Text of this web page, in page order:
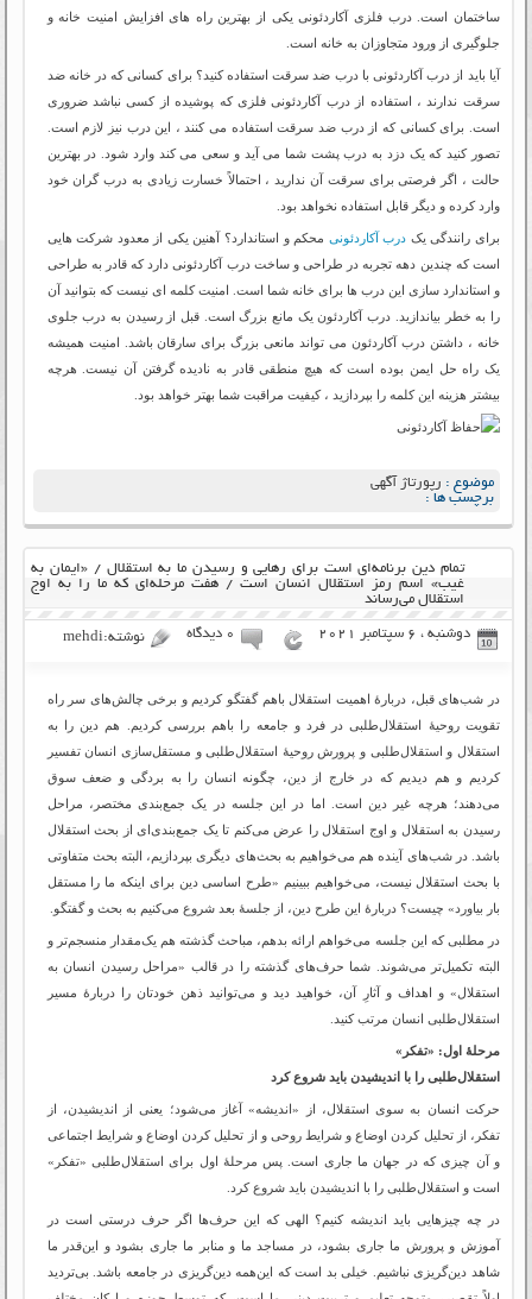
ساختمان است. درب فلزی آکاردئونی یکی از بهترین راه های افزایش امنیت خانه و
جلوگیری از ورود متجاوزان به خانه است.
آیا باید از درب آکاردئونی با درب ضد سرقت استفاده کنید؟ برای کسانی که در خانه ضد
سرقت ندارند ، استفاده از درب آکاردئونی فلزی که پوشیده از کسی نباشد ضروری
است. برای کسانی که از درب ضد سرقت استفاده می کنند ، این درب نیز لازم است.
تصور کنید که یک دزد به درب پشت شما می آید و سعی می کند وارد شود. در بهترین
حالت ، اگر فرصتی برای سرقت آن ندارید ، احتمالاً خسارت زیادی به درب گران خود
وارد کرده و دیگر قابل استفاده نخواهد بود.
برای رانندگی یک درب آکاردئونی محکم و استاندارد؟ آهنین یکی از معدود شرکت هایی
است که چندین دهه تجربه در طراحی و ساخت درب آکاردئونی دارد که قادر به طراحی
و استاندارد سازی این درب ها برای خانه شما است. امنیت کلمه ای نیست که بتوانید آن
را به خطر بیاندازید. درب آکاردئون یک مانع بزرگ است. قبل از رسیدن به درب جلوی
خانه ، داشتن درب آکاردئون می تواند مانعی بزرگ برای سارقان باشد. امنیت همیشه
یک راه حل ایمن بوده است که هیچ منطقی قادر به نادیده گرفتن آن نیست. هرچه
بیشتر هزینه این کلمه را بپردازید ، کیفیت مراقبت شما بهتر خواهد بود.
موضوع : رپورتاژ آگهی
برچسب ها :
تمام دین برنامه‌ای است برای رهایی و رسیدن ما به استقلال / «ایمان به
غیب» اسم رمز استقلال انسان است / هفت مرحله‌ای که ما را به اوج
استقلال می‌رساند
دوشنبه ، 6 سپتامبر 2021 ۰ دیدگاه نوشته:mehdi
در شب‌های قبل، دربارۀ اهمیت استقلال باهم گفتگو کردیم و برخی چالش‌های سر راه
تقویت روحیۀ استقلال‌طلبی در فرد و جامعه را باهم بررسی کردیم. هم دین را به
استقلال و استقلال‌طلبی و پرورش روحیۀ استقلال‌طلبی و مستقل‌سازی انسان تفسیر
کردیم و هم دیدیم که در خارج از دین، چگونه انسان را به بردگی و ضعف سوق
می‌دهند؛ هرچه غیر دین است. اما در این جلسه در یک جمع‌بندی مختصر، مراحل
رسیدن به استقلال و اوج استقلال را عرض می‌کنم تا یک جمع‌بندی‌ای از بحث استقلال
باشد. در شب‌های آینده هم می‌خواهیم به بحث‌های دیگری بپردازیم، البته بحث متفاوتی
با بحث استقلال نیست، می‌خواهیم ببینیم «طرح اساسی دین برای اینکه ما را مستقل
بار بیاورد» چیست؟ دربارۀ این طرح دین، از جلسۀ بعد شروع می‌کنیم به بحث و گفتگو.
در مطلبی که این جلسه می‌خواهم ارائه بدهم، مباحث گذشته هم یک‌مقدار منسجم‌تر و
البته تکمیل‌تر می‌شوند. شما حرف‌های گذشته را در قالب «مراحل رسیدن انسان به
استقلال» و اهداف و آثارِ آن، خواهید دید و می‌توانید ذهن خودتان را دربارۀ مسیر
استقلال‌طلبی انسان مرتب کنید.
مرحلۀ اول: «تفکر»
استقلال‌طلبی را با اندیشیدن باید شروع کرد
حرکت انسان به سوی استقلال، از «اندیشه» آغاز می‌شود؛ یعنی از اندیشیدن، از
تفکر، از تحلیل کردن اوضاع و شرایط روحی و از تحلیل کردن اوضاع و شرایط اجتماعی
و آن چیزی که در جهان ما جاری است. پس مرحلۀ اول برای استقلال‌طلبی «تفکر»
است و استقلال‌طلبی را با اندیشیدن باید شروع کرد.
در چه چیزهایی باید اندیشه کنیم؟ الهی که این حرف‌ها اگر حرف درستی است در
آموزش و پرورش ما جاری بشود، در مساجد ما و منابر ما جاری بشود و این‌قدر ما
شاهد دین‌گریزی نباشیم. خیلی بد است که این‌همه دین‌گریزی در جامعه باشد. بی‌تردید